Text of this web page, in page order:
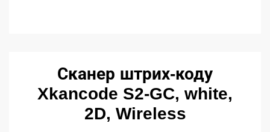
Сканер штрих-коду
Xkancode S2-GC, white,
2D, Wireless